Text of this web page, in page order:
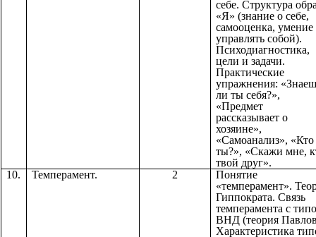
себе. Структура
«Я» (знание о себе,
самооценка, умение
управлять собой).
Психодиагностика,
цели и задачи.
Практические
упражнения:
ли ты себя?»,
«Предмет
рассказывает о
хозяине»,
«Самоанализ», «Кто
ты?», «Скажи мне,
твой друг».
10.
Темперамент. 2
Понятие
«темперамент».
Гиппократа. Связь
темперамента с
ВНД (теория
Характеристика